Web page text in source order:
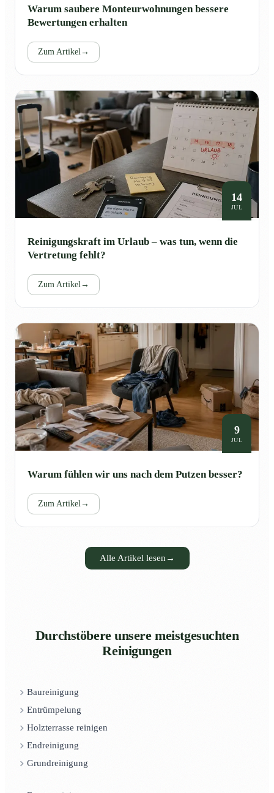
Warum saubere Monteurwohnungen bessere
Bewertungen erhalten
Zum Artikel→
14
JUL
Reinigungskraft im Urlaub – was tun, wenn die
Vertretung fehlt?
Zum Artikel→
9
JUL
Warum fühlen wir uns nach dem Putzen besser?
Zum Artikel→
Alle Artikel lesen →
Durchstöbere unsere meistgesuchten
Reinigungen
Baureinigung
Entrümpelung
Holzterrasse reinigen
Endreinigung
Grundreinigung